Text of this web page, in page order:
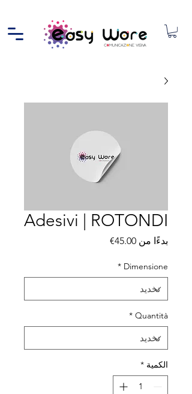
Adesivi | ROTONDI
بدءًا من 45.00€ سعر البيع
Dimensione
*
Quantità
*
الكمية *